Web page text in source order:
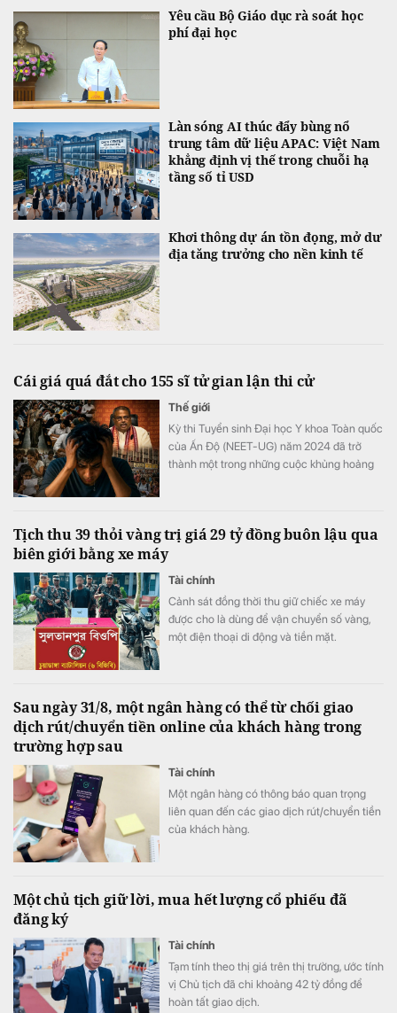
Yêu cầu Bộ Giáo dục rà soát học
phí đại học
Làn sóng AI thúc đẩy bùng nổ
trung tâm dữ liệu APAC: Việt Nam
khẳng định vị thế trong chuỗi hạ
tầng số tỉ USD
Khơi thông dự án tồn đọng, mở dư
địa tăng trưởng cho nền kinh tế
Cái giá quá đắt cho 155 sĩ tử gian lận thi cử
Thế giới
Kỳ thi Tuyển sinh Đại học Y khoa Toàn quốc
của Ấn Độ (NEET-UG) năm 2024 đã trở
thành một trong những cuộc khủng hoảng
Tịch thu 39 thỏi vàng trị giá 29 tỷ đồng buôn lậu qua
biên giới bằng xe máy
Tài chính
Cảnh sát đồng thời thu giữ chiếc xe máy
được cho là dùng để vận chuyển số vàng,
một điện thoại di động và tiền mặt.
Sau ngày 31/8, một ngân hàng có thể từ chối giao
dịch rút/chuyển tiền online của khách hàng trong
trường hợp sau
Tài chính
Một ngân hàng có thông báo quan trọng
liên quan đến các giao dịch rút/chuyển tiền
của khách hàng.
Một chủ tịch giữ lời, mua hết lượng cổ phiếu đã
đăng ký
Tài chính
Tạm tính theo thị giá trên thị trường, ước tính
vị Chủ tịch đã chi khoảng 42 tỷ đồng để
hoàn tất giao dịch.